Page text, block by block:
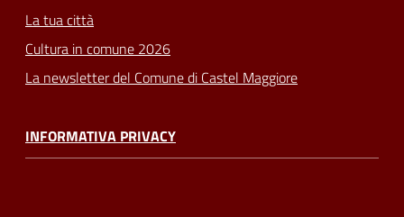
La tua città
Cultura in comune 2026
La newsletter del Comune di Castel Maggiore
INFORMATIVA PRIVACY